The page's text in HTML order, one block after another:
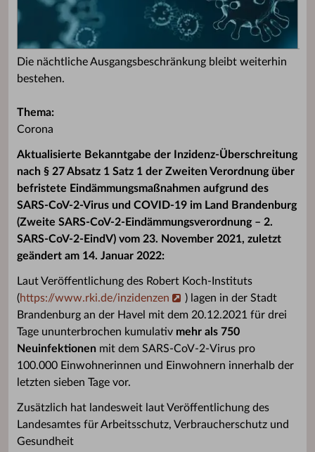
Die nächtliche Ausgangsbeschränkung bleibt weiterhin
bestehen.
Thema:
Corona
Aktualisierte Bekanntgabe der Inzidenz-Überschreitung
nach § 27 Absatz 1 Satz 1 der Zweiten Verordnung über
befristete Eindämmungsmaßnahmen aufgrund des
SARS-CoV-2-Virus und COVID-19 im Land Brandenburg
(Zweite SARS-CoV-2-Eindämmungsverordnung – 2.
SARS-CoV-2-EindV) vom 23. November 2021, zuletzt
geändert am 14. Januar 2022:
Laut Veröffentlichung des Robert Koch-Instituts
(https://www.rki.de/inzidenzen
) lagen in der Stadt
Brandenburg an der Havel mit dem 20.12.2021 für drei
Tage ununterbrochen kumulativ mehr als 750
Neuinfektionen mit dem SARS-CoV-2-Virus pro
100.000 Einwohnerinnen und Einwohnern innerhalb der
letzten sieben Tage vor.
Zusätzlich hat landesweit laut Veröffentlichung des
Landesamtes für Arbeitsschutz, Verbraucherschutz und
Gesundheit